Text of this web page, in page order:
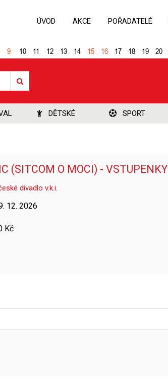
ÚVOD AKCE POŘADATELÉ
9 10 11 12 13 14 15 16 17 18 19 20
DĚTSKÉ SPORT
(SITCOM O MOCI) - VSTUPENKY
divadlo v.k.i.
12. 2026
Kč